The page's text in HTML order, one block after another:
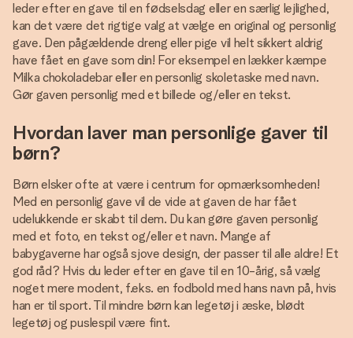
leder efter en gave til en fødselsdag eller en særlig lejlighed,
kan det være det rigtige valg at vælge en original og personlig
gave. Den pågældende dreng eller pige vil helt sikkert aldrig
have fået en gave som din! For eksempel en lækker kæmpe
Milka chokoladebar eller en personlig skoletaske med navn.
Gør gaven personlig med et billede og/eller en tekst.
Hvordan laver man personlige gaver til
børn?
Børn elsker ofte at være i centrum for opmærksomheden!
Med en personlig gave vil de vide at gaven de har fået
udelukkende er skabt til dem. Du kan gøre gaven personlig
med et foto, en tekst og/eller et navn. Mange af
babygaverne har også sjove design, der passer til alle aldre! Et
god råd? Hvis du leder efter en gave til en 10-årig, så vælg
noget mere modent, f.eks. en fodbold med hans navn på, hvis
han er til sport. Til mindre børn kan legetøj i æske, blødt
legetøj og puslespil være fint.